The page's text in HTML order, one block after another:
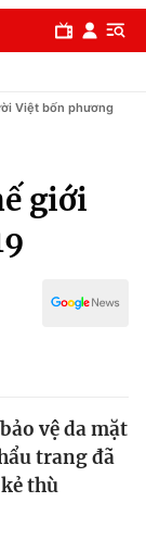
Việt bốn phương
giới
vệ da mặt
trang đã
thù